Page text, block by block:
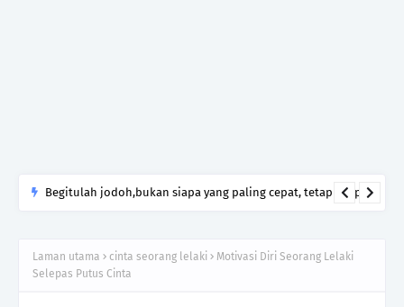
Yang Mengecewakanmu Itu Manusia, Tetapi Mengapa Allah
Laman utama cinta seorang lelaki
Motivasi Diri Seorang Lelaki
Selepas Putus Cinta